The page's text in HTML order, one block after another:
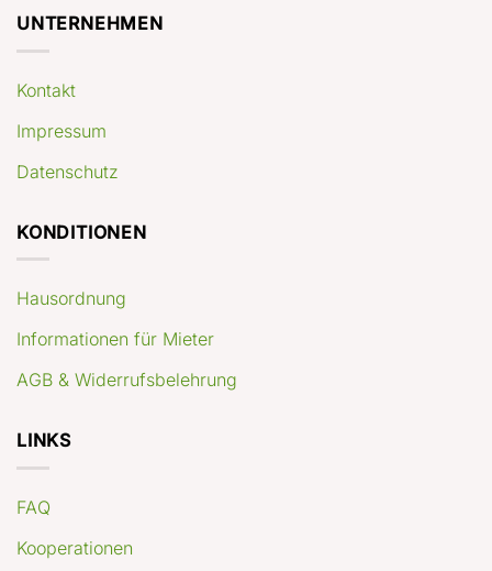
UNTERNEHMEN
Kontakt
Impressum
Datenschutz
KONDITIONEN
Hausordnung
Informationen für Mieter
AGB & Widerrufsbelehrung
LINKS
FAQ
Kooperationen